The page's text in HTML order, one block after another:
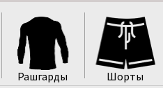
Рашгарды Шорты